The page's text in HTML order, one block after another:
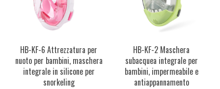
HB-KF-6 Attrezzatura per
nuoto per bambini, maschera
integrale in silicone per
snorkeling
HB-KF-2 Maschera
subacquea integrale per
bambini, impermeabile e
antiappannamento